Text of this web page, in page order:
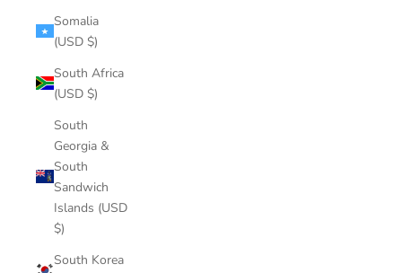
Somalia
(USD $)
South Africa
(USD $)
South
Georgia &
South
Sandwich
Islands (USD
$)
South Korea